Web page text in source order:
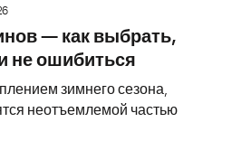
— как выбрать,
не ошибиться
зимнего сезона,
неотъемлемой частью